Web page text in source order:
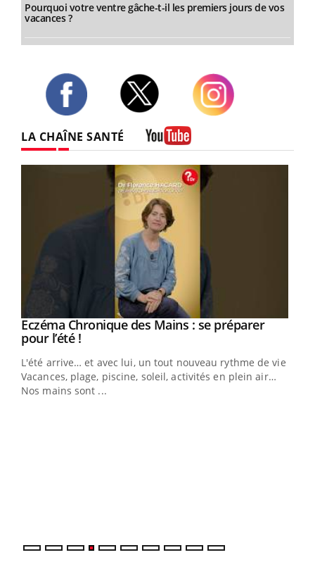
Pourquoi votre ventre gâche-t-il les premiers jours de vos
vacances ?
LA CHAÎNE SANTÉ
Youtube
Eczéma Chronique des Mains : se préparer
pour l’été !Youtube
L'été arrive… et avec lui, un tout nouveau rythme de vie !
Vacances, plage, piscine, soleil, activités en plein air…
Nos mains sont ...